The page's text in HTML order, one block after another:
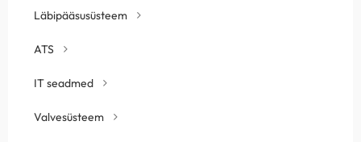
TEHTUD TÖÖD
UUDISED
Läbipääsusüsteem
ATS
IT seadmed
Valvesüsteem